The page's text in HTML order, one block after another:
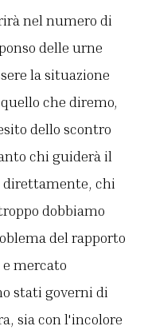
nel numero di
delle urne
la situazione
che diremo,
dello scontro
chi guiderà il
direttamente, chi
dobbiamo
del rapporto
mercato
stati governi di
sia con l'incolore